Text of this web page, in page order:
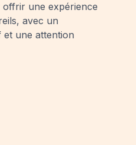
une expérience
avec un
et une attention